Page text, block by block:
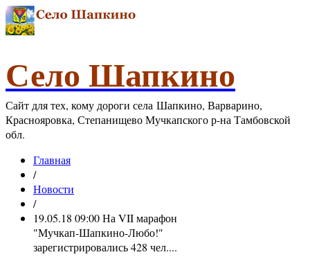
Село Шапкино
Сайт для тех, кому дороги села Шапкино, Варварино,
Краснояровка, Степанищево Мучкапского р-на Тамбовской
обл.
Главная
/
Новости
/
19.05.18 09:00 На VII марафон
"Мучкап-Шапкино-Любо!"
зарегистрировались 428 чел....